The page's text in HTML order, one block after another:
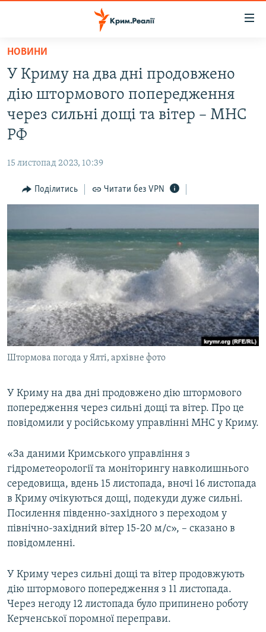
Перейти
основного
матеріалу
основної
Перейти
пошуку
ВОДА.КРИМ
ВІДЕО ТА ФОТО
ПОЛІТИКА
ІНТЕРВ'Ю
СПЕЦПРОЕКТИ
ДЕПОРТАЦІЯ
ВІДЕОУРОКИ «ELIFBE»
СВІДЧЕННЯ ОКУПАЦІЇ
УКРАЇНСЬКА ПРОБЛЕМА КРИМУ
ІНФОГРАФІКА
ЯК ОБІЙТИ БЛОКУВАННЯ
Русский
Qırımtatar
ДОЛУЧАЙСЯ!
Усі сайти RFE/RL
НОВИНИ
У Криму на два дні продовжено
дію штормового попередження
через сильні дощі та вітер – МНС
РФ
15 листопад 2023, 10:39
Поділитись Читати без VPN
Штормова погода у Ялті, архівне фото
У Криму на два дні продовжено дію штормового
попередження через сильні дощі та вітер. Про це
повідомили у російському управлінні МНС у Криму.
«За даними Кримського управління з
гідрометеорології та моніторингу навколишнього
середовища, вдень 15 листопада, вночі 16 листопада
в Криму очікуються дощі, подекуди дуже сильні.
Посилення південно-західного з переходом у
північно-західний вітер 15-20 м/с», – сказано в
повідомленні.
У Криму через сильні дощі та вітер продовжують
дію штормового попередження з 11 листопада.
Через негоду 12 листопада було припинено роботу
Керченської поромної переправи.